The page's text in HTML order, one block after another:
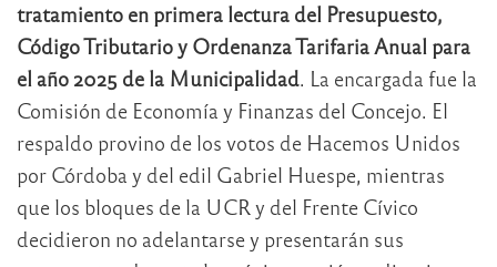
tratamiento en primera lectura del Presupuesto,
Código Tributario y Ordenanza Tarifaria Anual para
el año 2025 de la Municipalidad. La encargada fue la
Comisión de Economía y Finanzas del Concejo. El
respaldo provino de los votos de Hacemos Unidos
por Córdoba y del edil Gabriel Huespe, mientras
que los bloques de la UCR y del Frente Cívico
decidieron no adelantarse y presentarán sus